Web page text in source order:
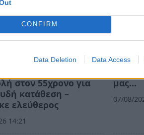
CONFIRM
Data Deletion Data Access
στον 55χρονο για
κατάθεση –
ελεύθερος
14:21
μας…
07/08/